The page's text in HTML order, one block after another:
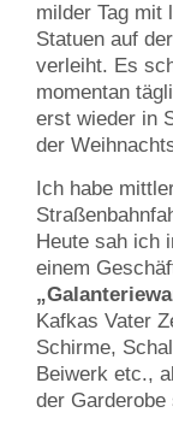
milder Tag mit
Statuen auf
verleiht. Es
momentan
erst wieder in
der
Ich habe
Heute sah ich
einem
Kafkas Vater
Schirme,
Beiwerk etc.,
der Garderobe